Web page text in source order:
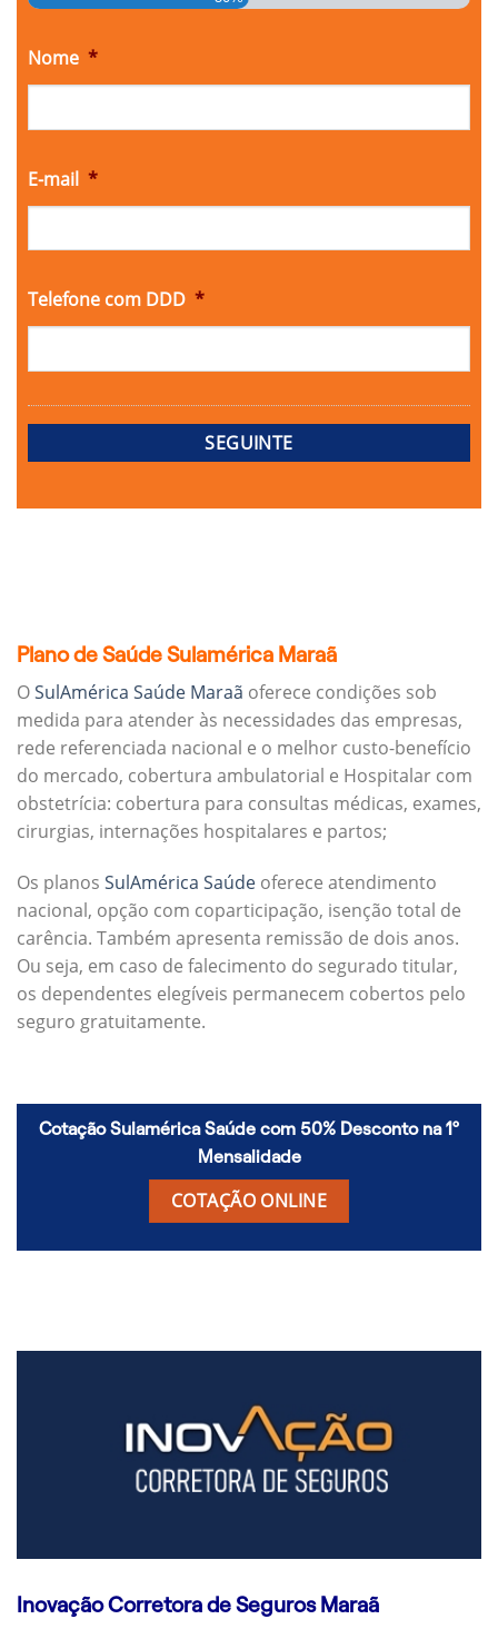
Nome *
E-mail *
Telefone com DDD *
Plano de Saúde Sulamérica Maraã
OSulAmérica Saúde Maraã oferece condições sob
medida para atender às necessidades das empresas,
rede referenciada nacional e o melhor custo-benefício
do mercado, cobertura ambulatorial e Hospitalar com
obstetrícia: cobertura para consultas médicas, exames,
cirurgias, internações hospitalares e partos;
Os planos SulAmérica Saúde oferece atendimento
nacional, opção com coparticipação, isenção total de
carência. Também apresenta remissão de dois anos.
Ou seja, em caso de falecimento do segurado titular,
os dependentes elegíveis permanecem cobertos pelo
seguro gratuitamente.
Cotação Sulamérica Saúde com 50% Desconto na 1º
Mensalidade
COTAÇÃO ONLINE
Inovação Corretora de Seguros Maraã